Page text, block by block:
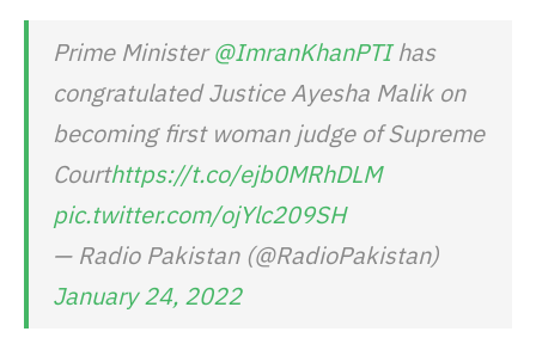
Prime Minister@ImranKhanPTIhas
congratulated Justice Ayesha Malik on
becoming first woman judge of Supreme
Courthttps://t.co/ejb0MRhDLM
pic.twitter.com/ojYlc209SH
— Radio Pakistan (@RadioPakistan)
January 24, 2022